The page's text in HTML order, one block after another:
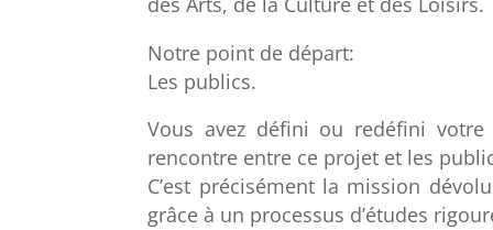
Notre point de départ:
Les publics.
Vous avez défini ou redéfini
rencontre entre ce projet et les
C’est précisément la mission
grâce à un processus d’études